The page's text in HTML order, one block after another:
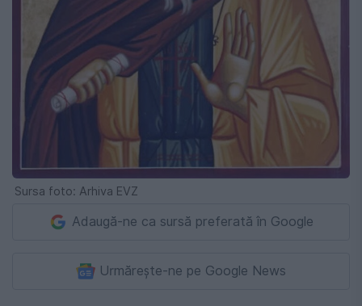
Sursa foto: Arhiva EVZ
Adaugă-ne ca sursă preferată în Google
Urmărește-ne pe Google News